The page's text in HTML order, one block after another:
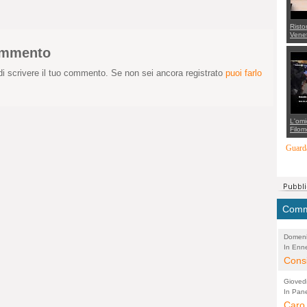
scrivere il tuo commento. Se non sei ancora registrato puoi farlo
con
In
In